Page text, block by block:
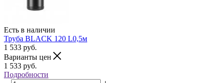
Есть в наличии
Труба BLACK 120 L0,5м
1 533 руб.
Варианты цен
1 533 руб.
Подробности